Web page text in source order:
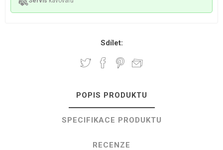
Sdílet:
POPIS PRODUKTU
SPECIFIKACE PRODUKTU
RECENZE